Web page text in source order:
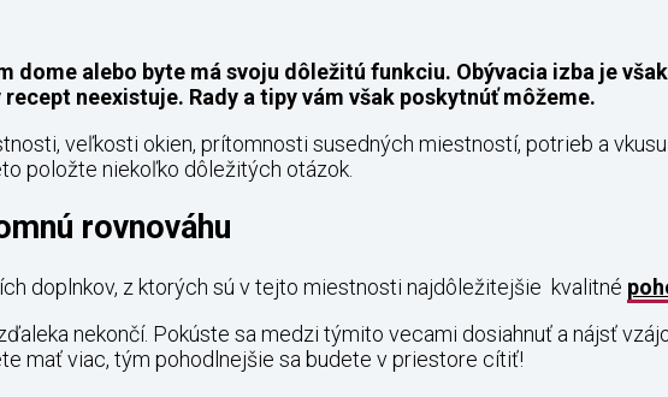
dome alebo byte má svoju dôležitú funkciu. Obývacia izba je
neexistuje. Rady a tipy vám však poskytnúť môžeme.
veľkosti okien, prítomnosti susedných miestností, potrieb a
položte niekoľko dôležitých otázok.
rovnováhu
doplnkov, z ktorých sú v tejto miestnosti najdôležitejšie kvalitné
nekončí. Pokúste sa medzi týmito vecami dosiahnuť a nájsť
mať viac, tým pohodlnejšie sa budete v priestore cítiť!